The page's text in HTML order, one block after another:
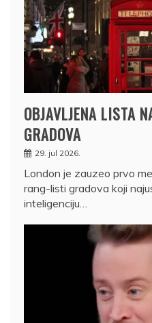
OBJAVLJENA LISTA
GRADOVA
29. jul 2026.
London je zauzeo prvo
rang-listi gradova koji
inteligenciju…